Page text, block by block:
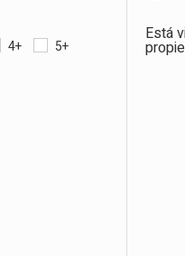
4+ 5+
Está